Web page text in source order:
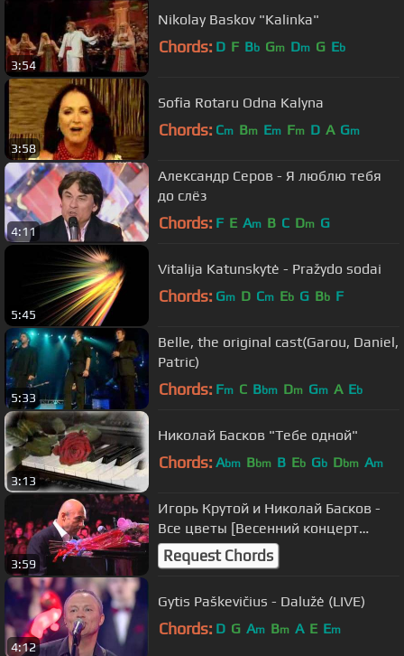
3:54
Nikolay Baskov "Kalinka"
Chords: D F Bb Gm Dm G Eb
3:58
Sofia Rotaru Odna Kalyna
Chords: Cm Bm Em Fm D A Gm
4:11
Александр Серов - Я люблю тебя
до слёз
Chords: F E Am B C Dm G
5:45
Vitalija Katunskytė - Pražydo sodai
Chords: Gm D Cm Eb G Bb F
5:33
Belle, the original cast(Garou, Daniel,
Patric)
Chords: Fm C Bbm Dm Gm A Eb
3:13
Николай Басков "Тебе одной"
Chords: Abm Bbm B Eb Gb Dbm Am
3:59
Игорь Крутой и Николай Басков -
Все цветы [Весенний концерт
Радио Дача 2010]
Request Chords
4:12
Gytis Paškevičius - Dalužė (LIVE)
Chords: D G Am Bm A E Em